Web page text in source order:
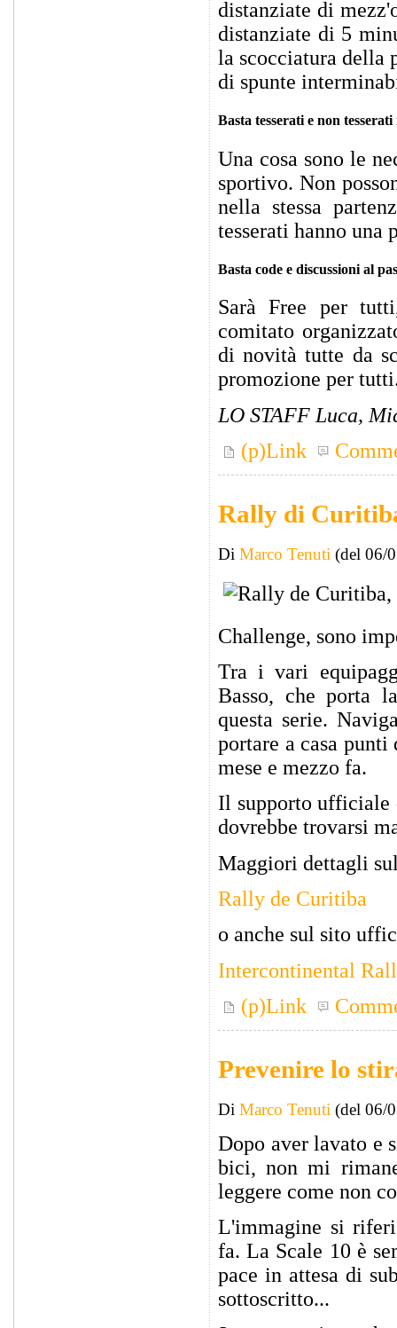
distanziate di
distanziate di 5
la scocciatura della
di spunte
Basta tesserati e non tesserati
Una cosa sono le
sportivo. Non
nella stessa
tesserati hanno una
Basta code e discussioni al
Sarà Free per
comitato
di novità tutte da
promozione per
LO STAFF Luca,
(p)Link
Rally di
Di Marco Tenuti (del 06/
Challenge, sono
Tra i vari
Basso, che porta
questa serie.
portare a casa
mese e mezzo fa.
Il supporto ufficiale
dovrebbe trovarsi
Maggiori dettagli
Rally de Curitiba
o anche sul sito
Intercontinental
(p)Link
Prevenire lo
Di Marco Tenuti (del 06/
Dopo aver lavato e
bici, non mi
leggere come non
L'immagine si
fa. La Scale 10 è
pace in attesa di
sottoscritto...